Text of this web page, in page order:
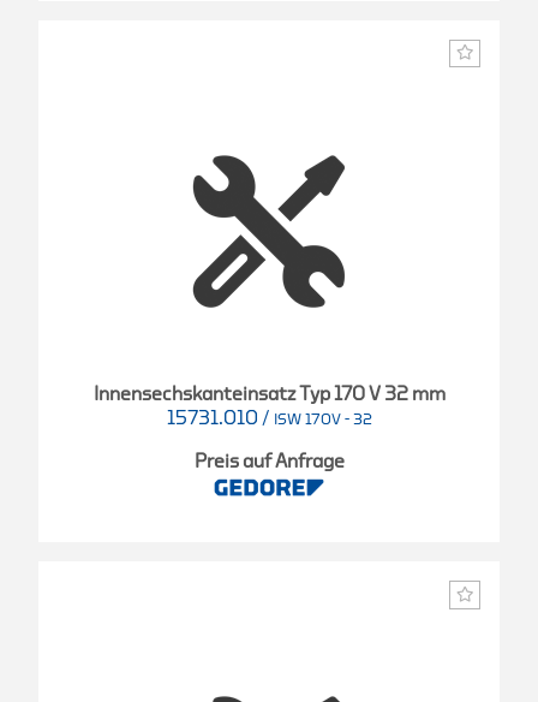
Innensechskanteinsatz Typ 170 V 32 mm
15731.010 / ISW 170V - 32
Preis auf Anfrage